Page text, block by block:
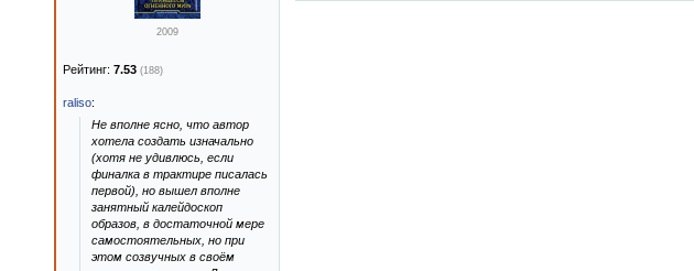
2009
Рейтинг: 7.53 (188)
raliso:
Не вполне ясно, что автор
хотела создать изначально
(хотя не удивлюсь, если
финалка в трактире писалась
первой), но вышел вполне
занятный калейдоскоп
образов, в достаточной мере
самостоятельных, но при
этом созвучных в своём